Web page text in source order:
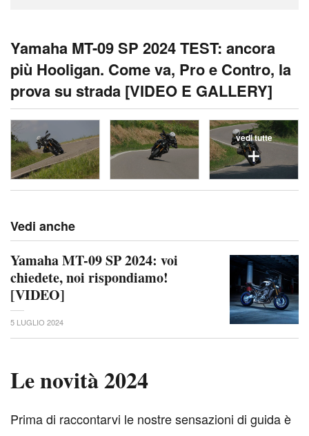
Yamaha MT-09 SP 2024 TEST: ancora
più Hooligan. Come va, Pro e Contro, la
prova su strada [VIDEO E GALLERY]
vedi tutte
Vedi anche
Yamaha MT-09 SP 2024: voi
chiedete, noi rispondiamo!
[VIDEO]
5 LUGLIO 2024
Le novità 2024
Prima di raccontarvi le nostre sensazioni di guida è